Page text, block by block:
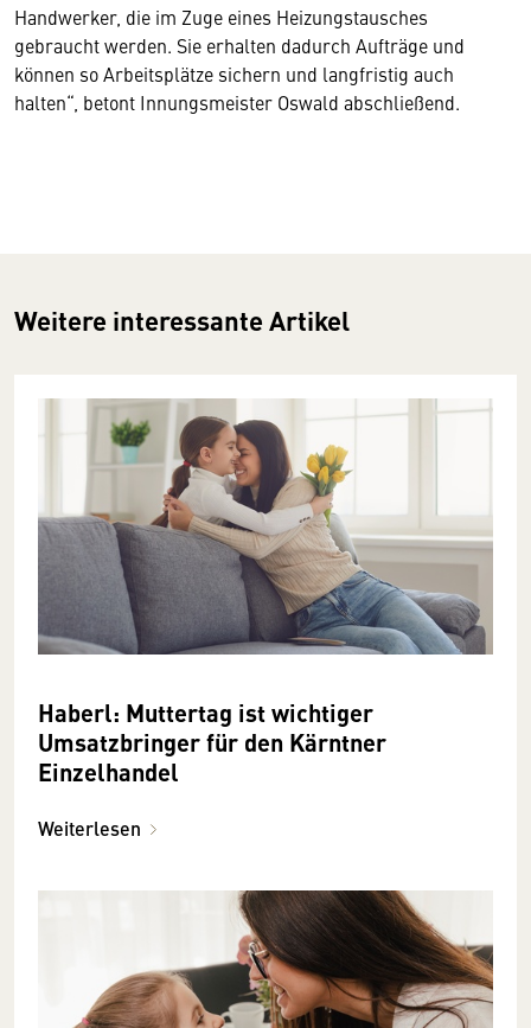
Handwerker, die im Zuge eines Heizungstausches
gebraucht werden. Sie erhalten dadurch Aufträge und
können so Arbeitsplätze sichern und langfristig auch
halten“, betont Innungsmeister Oswald abschließend.
Weitere interessante Artikel
Haberl: Muttertag ist wichtiger
Umsatzbringer für den Kärntner
Einzelhandel
Weiterlesen